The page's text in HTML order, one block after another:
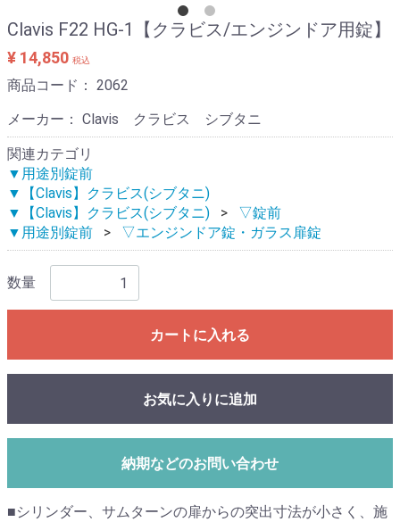
Clavis F22 HG-1【クラビス/エンジンドア用錠】
¥ 14,850 税込
商品コード： 2062
メーカー： Clavis クラビス シブタニ
関連カテゴリ
▼用途別錠前
▼【Clavis】クラビス(シブタニ)
▼【Clavis】クラビス(シブタニ)
▽錠前
▼用途別錠前
▽エンジンドア錠・ガラス扉錠
数量
カートに入れる
お気に入りに追加
納期などのお問い合わせ
■シリンダー、サムターンの扉からの突出寸法が小さく、施